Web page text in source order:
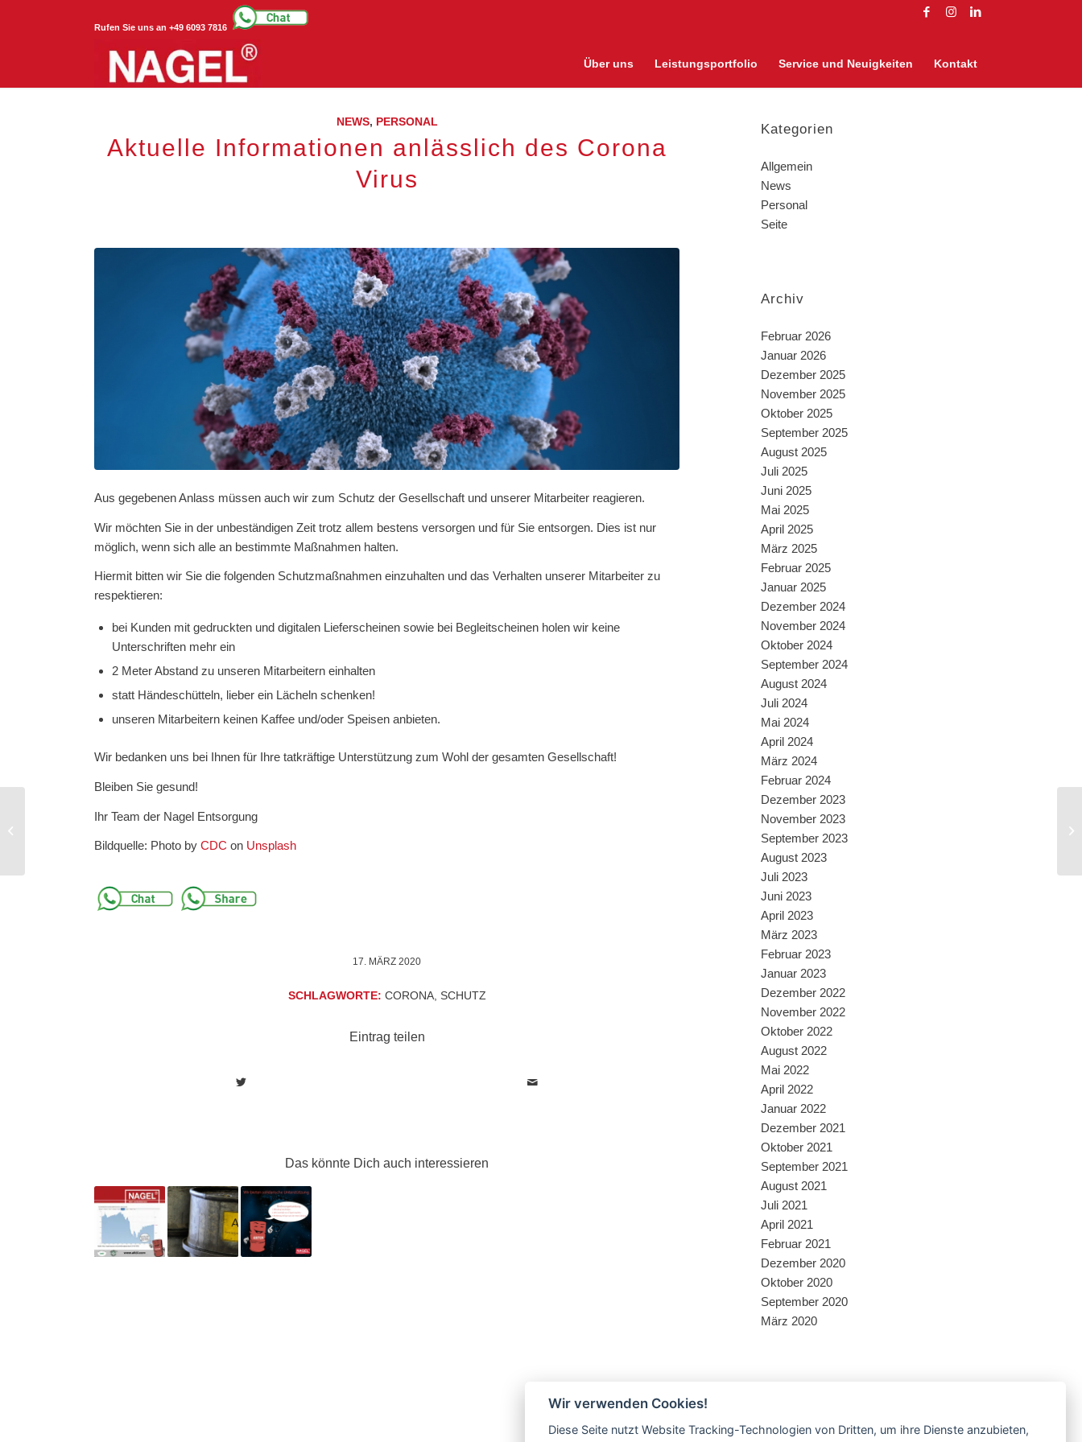
Rufen Sie uns an +49 6093 7816
Über uns Leistungsportfolio Service und Neuigkeiten Kontakt
NEWS, PERSONAL
Aktuelle Informationen anlässlich des Corona
Virus
Aus gegebenen Anlass müssen auch wir zum Schutz der Gesellschaft und unserer Mitarbeiter reagieren.
Wir möchten Sie in der unbeständigen Zeit trotz allem bestens versorgen und für Sie entsorgen. Dies ist nur
möglich, wenn sich alle an bestimmte Maßnahmen halten.
Hiermit bitten wir Sie die folgenden Schutzmaßnahmen einzuhalten und das Verhalten unserer Mitarbeiter zu
respektieren:
bei Kunden mit gedruckten und digitalen Lieferscheinen sowie bei Begleitscheinen holen wir keine
Unterschriften mehr ein
2 Meter Abstand zu unseren Mitarbeitern einhalten
statt Händeschütteln, lieber ein Lächeln schenken!
unseren Mitarbeitern keinen Kaffee und/oder Speisen anbieten.
Wir bedanken uns bei Ihnen für Ihre tatkräftige Unterstützung zum Wohl der gesamten Gesellschaft!
Bleiben Sie gesund!
Ihr Team der Nagel Entsorgung
Bildquelle: Photo byCDC on Unsplash
17. MÄRZ 2020
SCHLAGWORTE: CORONA, SCHUTZ
Eintrag teilen
Das könnte Dich auch interessieren
Kategorien
Allgemein
News
Personal
Seite
Archiv
Februar 2026
Januar 2026
Dezember 2025
November 2025
Oktober 2025
September 2025
August 2025
Juli 2025
Juni 2025
Mai 2025
April 2025
März 2025
Februar 2025
Januar 2025
Dezember 2024
November 2024
Oktober 2024
September 2024
August 2024
Juli 2024
Mai 2024
April 2024
März 2024
Februar 2024
Dezember 2023
November 2023
September 2023
August 2023
Juli 2023
Juni 2023
April 2023
März 2023
Februar 2023
Januar 2023
Dezember 2022
November 2022
Oktober 2022
August 2022
Mai 2022
April 2022
Januar 2022
Dezember 2021
Oktober 2021
September 2021
August 2021
Juli 2021
April 2021
Februar 2021
Dezember 2020
Oktober 2020
September 2020
März 2020
Aktuelle Situation Öl-
Wir verwenden Cookies!
Diese Seite nutzt Website Tracking-Technologien von Dritten, um ihre Dienste anzubieten,